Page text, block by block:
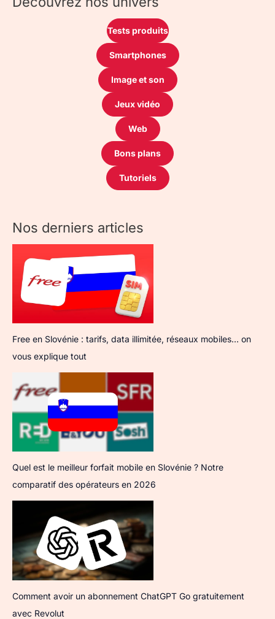
Tests produits
Smartphones
Image et son
Jeux vidéo
Web
Bons plans
Tutoriels
Nos derniers articles
Free en Slovénie : tarifs, data illimitée, réseaux mobiles… on
vous explique tout
Quel est le meilleur forfait mobile en Slovénie ? Notre
comparatif des opérateurs en 2026
Comment avoir un abonnement ChatGPT Go gratuitement
avec Revolut